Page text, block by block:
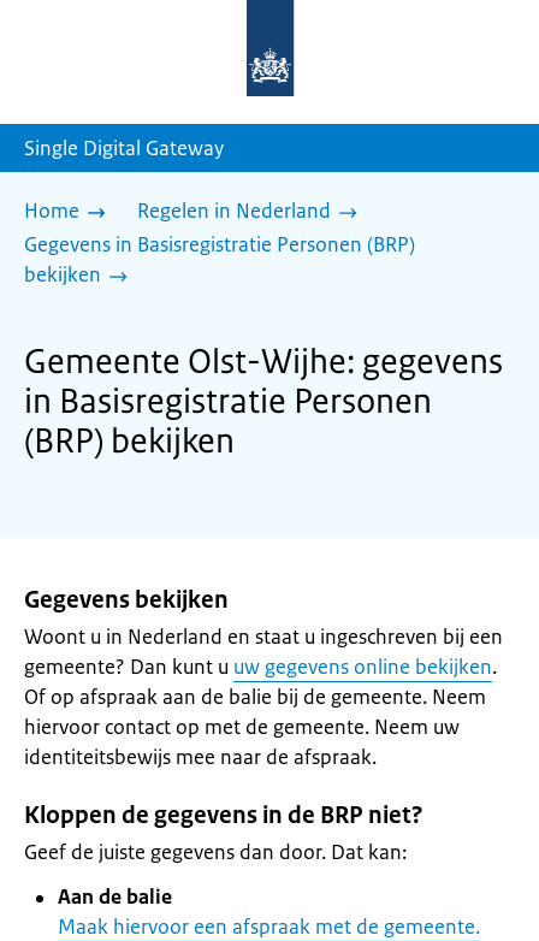
homepage
Single Digital Gateway
Home
Regelen in Nederland
Gegevens in Basisregistratie Personen (BRP)
bekijken
Gemeente Olst-Wijhe: gegevens
in Basisregistratie Personen
(BRP) bekijken
Gegevens bekijken
Woont u in Nederland en staat u ingeschreven bij een
gemeente? Dan kunt u uw gegevens online bekijken.
Of op afspraak aan de balie bij de gemeente. Neem
hiervoor contact op met de gemeente. Neem uw
identiteitsbewijs mee naar de afspraak.
Kloppen de gegevens in de BRP niet?
Geef de juiste gegevens dan door. Dat kan:
Aan de balie
Maak hiervoor een afspraak met de gemeente.